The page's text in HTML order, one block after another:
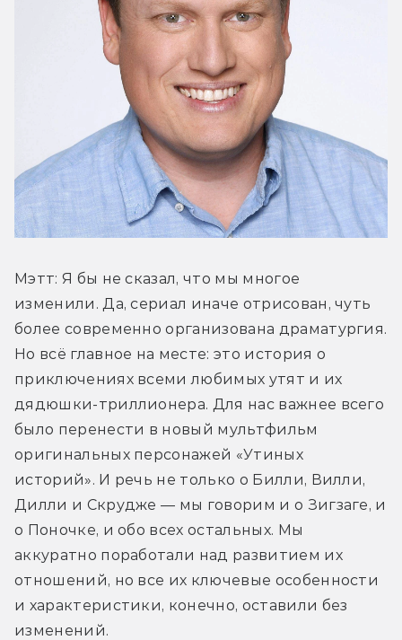
Мэтт: Я бы не сказал, что мы многое
изменили. Да, сериал иначе отрисован, чуть
более современно организована драматургия.
Но всё главное на месте: это история о
приключениях всеми любимых утят и их
дядюшки-триллионера. Для нас важнее всего
было перенести в новый мультфильм
оригинальных персонажей «Утиных
историй». И речь не только о Билли, Вилли,
Дилли и Скрудже — мы говорим и о Зигзаге, и
о Поночке, и обо всех остальных. Мы
аккуратно поработали над развитием их
отношений, но все их ключевые особенности
и характеристики, конечно, оставили без
изменений.